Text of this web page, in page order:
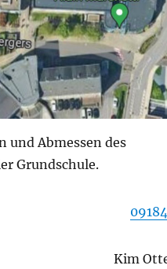
und Abmessen des
Grundschule.
Kim